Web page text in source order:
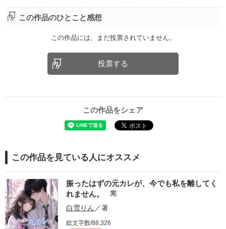
この作品のひとこと感想
この作品には、まだ投票されていません。
投票する
この作品をシェア
この作品を見ている人にオススメ
振ったはずの元カレが、今でも私を離してく
れません。
完
白雪りん ／著
総文字数/88,326